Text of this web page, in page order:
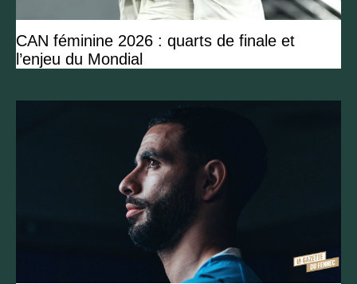
CAN féminine 2026 : quarts de finale et
l’enjeu du Mondial